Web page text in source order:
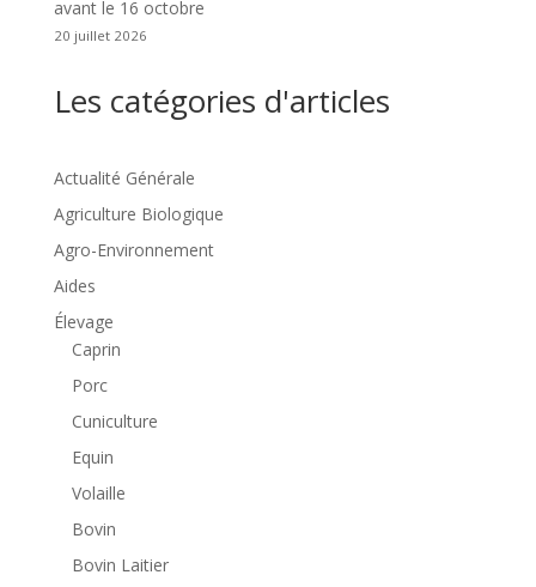
avant le 16 octobre
20 juillet 2026
Les catégories d'articles
Actualité Générale
Agriculture Biologique
Agro-Environnement
Aides
Élevage
Caprin
Porc
Cuniculture
Equin
Volaille
Bovin
Bovin Laitier